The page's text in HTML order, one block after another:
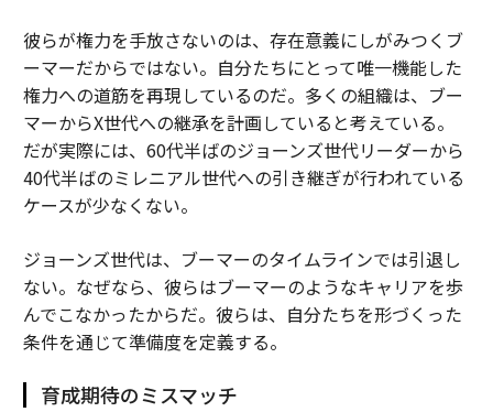
彼らが権力を手放さないのは、存在意義にしがみつくブ
ーマーだからではない。自分たちにとって唯一機能した
権力への道筋を再現しているのだ。多くの組織は、ブー
マーからX世代への継承を計画していると考えている。
だが実際には、60代半ばのジョーンズ世代リーダーから
40代半ばのミレニアル世代への引き継ぎが行われている
ケースが少なくない。
ジョーンズ世代は、ブーマーのタイムラインでは引退し
ない。なぜなら、彼らはブーマーのようなキャリアを歩
んでこなかったからだ。彼らは、自分たちを形づくった
条件を通じて準備度を定義する。
育成期待のミスマッチ